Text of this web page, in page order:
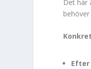
Det här
Efter